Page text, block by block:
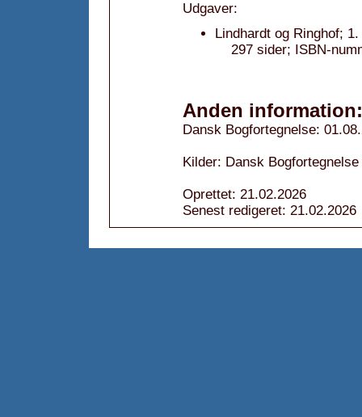
Udgaver:
Lindhardt og Ringhof;
297 sider; ISBN-
Anden information:
Dansk Bogfortegnelse:
Kilder: Dansk Bogfortegnelse
Oprettet: 21.02.2026
Senest redigeret: 21.02.2026